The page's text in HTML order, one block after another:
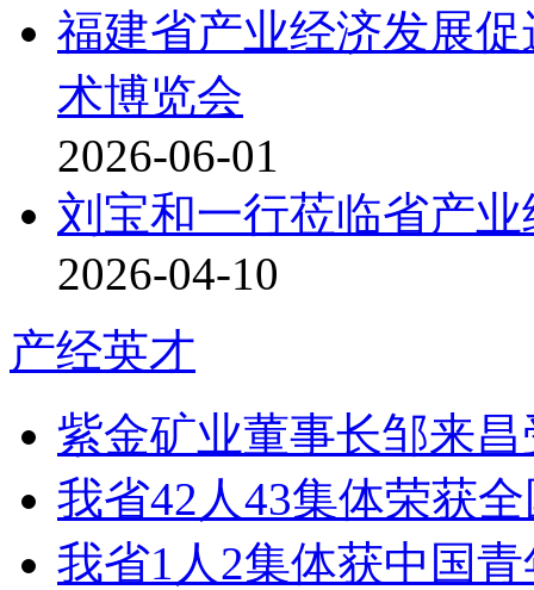
福建省产业经济发展
术博览会
2026-06-01
刘宝和一行莅临省产
2026-04-10
产经英才
紫金矿业董事长邹来
我省42人43集体荣获
我省1人2集体获中国